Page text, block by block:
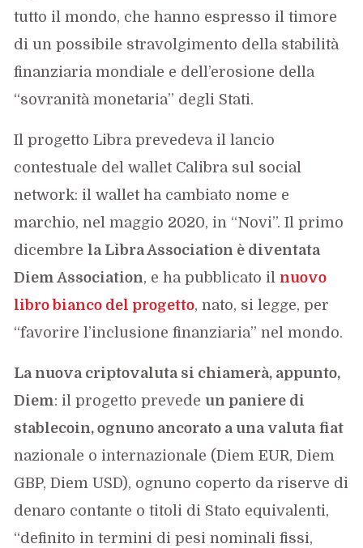
tutto il mondo, che hanno espresso il timore
di un possibile stravolgimento della stabilità
finanziaria mondiale e dell’erosione della
“sovranità monetaria” degli Stati.
Il progetto Libra prevedeva il lancio
contestuale del wallet Calibra sul social
network: il wallet ha cambiato nome e
marchio, nel maggio 2020, in “Novi”. Il primo
dicembre la Libra Association è diventata
Diem Association, e ha pubblicato il nuovo
libro bianco del progetto, nato, si legge, per
“favorire l’inclusione finanziaria” nel mondo.
La nuova criptovaluta si chiamerà, appunto,
Diem: il progetto prevedeun paniere di
stablecoin, ognuno ancorato a una valuta fiat
nazionale o internazionale (Diem EUR, Diem
GBP, Diem USD), ognuno coperto da riserve di
denaro contante o titoli di Stato equivalenti,
“definito in termini di pesi nominali fissi,